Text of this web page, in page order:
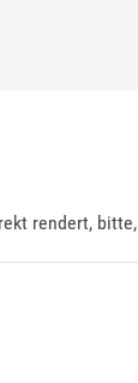
rendert,